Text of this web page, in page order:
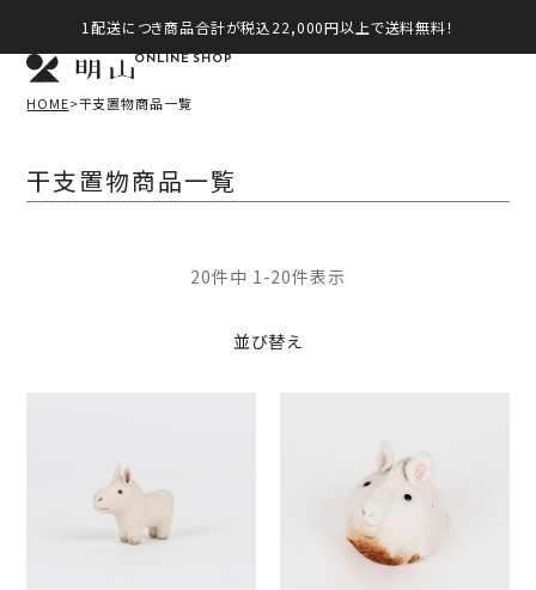
1配送につき商品合計が税込22,000円以上で送料無料！
ONLINE SHOP
HOME 干支置物商品一覧
干支置物商品一覧
並び替え
20件中 1 -20件表示